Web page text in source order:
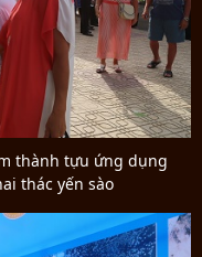
thành tựu ứng dụng
thác yến sào